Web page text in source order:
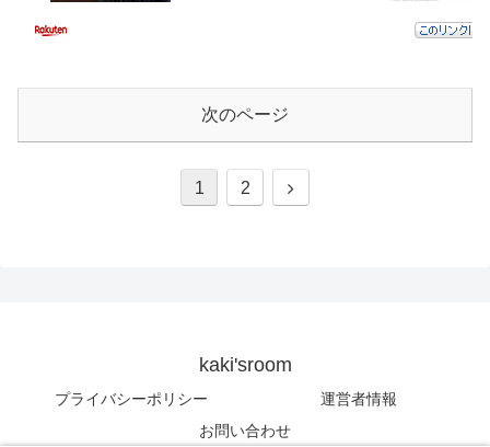
次のページ
1 2
次
kaki'sroom
プライバシーポリシー
運営者情報
お問い合わせ